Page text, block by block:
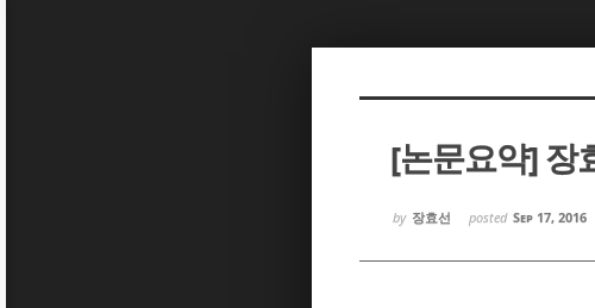
[논문요약] 장
by 장효선 posted Sep 17, 2016
Sketchbook5, 스케치북5
Sketchbook5, 스케치북5
Sketchbook5, 스케치북5
Sketchbook5, 스케치북5